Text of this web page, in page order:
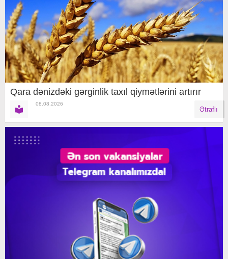
Qara dənizdəki gərginlik taxıl qiymətlərini artırır
08.08.2026
Ətraflı